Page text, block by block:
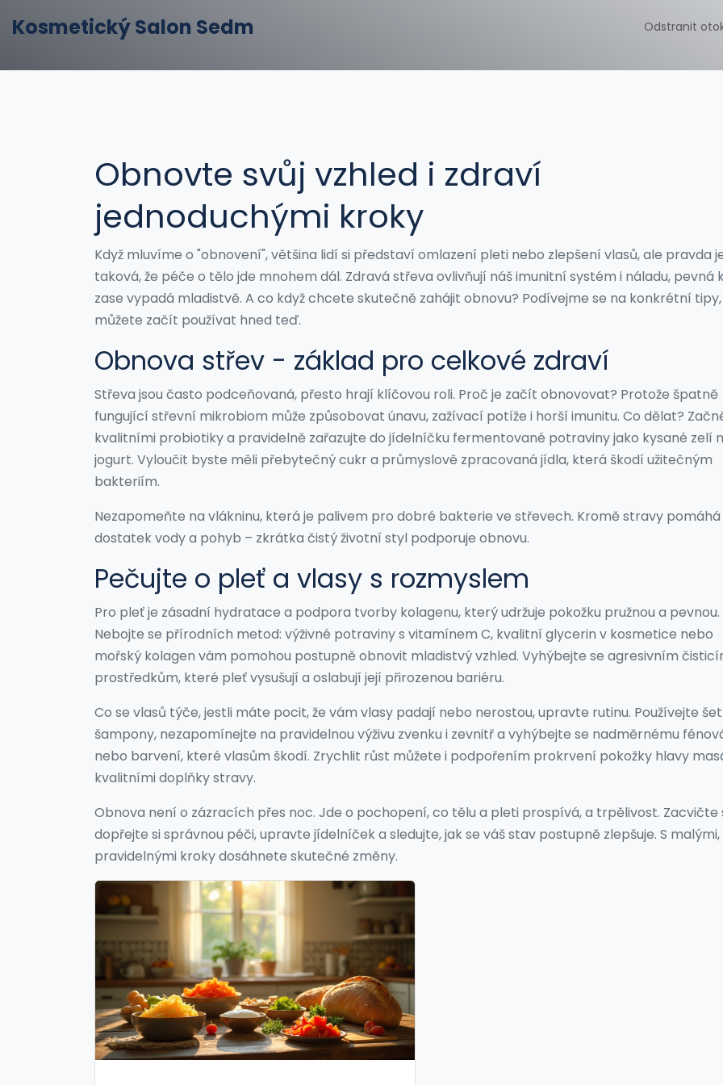
Kosmetický Salon Sedm Odstranit
Obnovte svůj vzhled i zdraví
jednoduchými kroky
Když mluvíme o "obnovení", většina lidí si představí omlazení pleti nebo zlepšení vlasů, ale pravda
taková, že péče o tělo jde mnohem dál. Zdravá střeva ovlivňují náš imunitní systém i náladu, pevná
zase vypadá mladistvě. A co když chcete skutečně zahájit obnovu? Podívejme se na konkrétní
můžete začít používat hned teď.
Obnova střev - základ pro celkové zdraví
Střeva jsou často podceňovaná, přesto hrají klíčovou roli. Proč je začít obnovovat? Protože špatně
fungující střevní mikrobiom může způsobovat únavu, zažívací potíže i horší imunitu. Co dělat?
kvalitními probiotiky a pravidelně zařazujte do jídelníčku fermentované potraviny jako kysané zelí
jogurt. Vyloučit byste měli přebytečný cukr a průmyslově zpracovaná jídla, která škodí užitečným
bakteriím.
Nezapomeňte na vlákninu, která je palivem pro dobré bakterie ve střevech. Kromě stravy pomáhá
dostatek vody a pohyb – zkrátka čistý životní styl podporuje obnovu.
Pečujte o pleť a vlasy s rozmyslem
Pro pleť je zásadní hydratace a podpora tvorby kolagenu, který udržuje pokožku pružnou a pevnou.
Nebojte se přírodních metod: výživné potraviny s vitamínem C, kvalitní glycerin v kosmetice nebo
mořský kolagen vám pomohou postupně obnovit mladistvý vzhled. Vyhýbejte se agresivním
prostředkům, které pleť vysušují a oslabují její přirozenou bariéru.
Co se vlasů týče, jestli máte pocit, že vám vlasy padají nebo nerostou, upravte rutinu. Používejte
šampony, nezapomínejte na pravidelnou výživu zvenku i zevnitř a vyhýbejte se nadměrnému
nebo barvení, které vlasům škodí. Zrychlit růst můžete i podpořením prokrvení pokožky hlavy
kvalitními doplňky stravy.
Obnova není o zázracích přes noc. Jde o pochopení, co tělu a pleti prospívá, a trpělivost. Zacvičte
dopřejte si správnou péči, upravte jídelníček a sledujte, jak se váš stav postupně zlepšuje. S malými,
pravidelnými kroky dosáhnete skutečné změny.